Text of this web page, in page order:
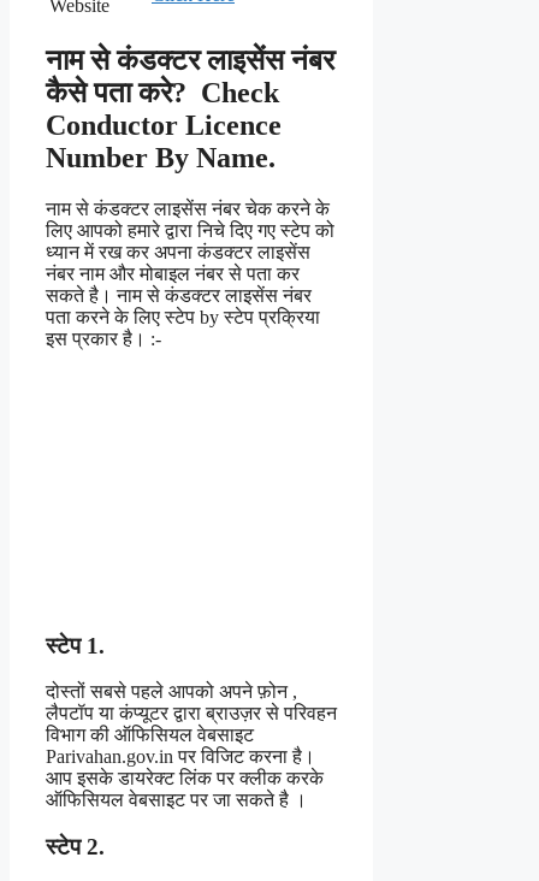
Website
नाम से कंडक्टर लाइसेंस नंबर
कैसे पता करे? Check
Conductor Licence
Number By Name.
नाम से कंडक्टर लाइसेंस नंबर चेक करने के
लिए आपको हमारे द्वारा निचे दिए गए स्टेप को
ध्यान में रख कर अपना कंडक्टर लाइसेंस
नंबर नाम और मोबाइल नंबर से पता कर
सकते है। नाम से कंडक्टर लाइसेंस नंबर
पता करने के लिए स्टेप by स्टेप प्रक्रिया
इस प्रकार है। :-
स्टेप 1.
दोस्तों सबसे पहले आपको अपने फ़ोन ,
लैपटॉप या कंप्यूटर द्वारा ब्राउज़र से परिवहन
विभाग की ऑफिसियल वेबसाइट
Parivahan.gov.in पर विजिट करना है।
आप इसके डायरेक्ट लिंक पर क्लीक करके
ऑफिसियल वेबसाइट पर जा सकते है ।
स्टेप 2.